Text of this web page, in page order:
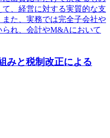
、経営に対する実質的な支
た、実務では完全子会社や
れ、会計やM&Aにおいて
みと税制改正による